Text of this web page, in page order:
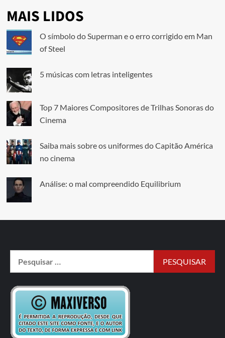
MAIS LIDOS
O símbolo do Superman e o erro corrigido em Man
of Steel
5 músicas com letras inteligentes
Top 7 Maiores Compositores de Trilhas Sonoras do
Cinema
Saiba mais sobre os uniformes do Capitão América
no cinema
Análise: o mal compreendido Equilibrium